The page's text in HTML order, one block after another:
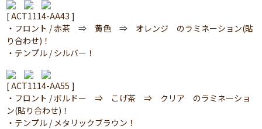
[ ACT1114-AA43 ]
・フロント / 赤茶 ⇒ 黄色 ⇒ オレンジ のラミネーション(貼
り合わせ)！
・テンプル / シルバー！
[ ACT1114-AA55 ]
・フロント / ボルドー ⇒ こげ茶 ⇒ クリア のラミネーショ
ン(貼り合わせ)！
・テンプル / メタリックブラウン！